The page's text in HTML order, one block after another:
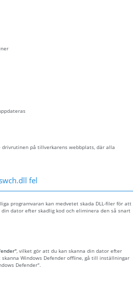
på tillverkarens webbplats, där alla
fel
programvaran kan medvetet skada DLL-filer för att
dator efter skadlig kod och eliminera den så snart
, vilket gör att du kan skanna din dator efter
Windows Defender offline, gå till inställningar
Defender".